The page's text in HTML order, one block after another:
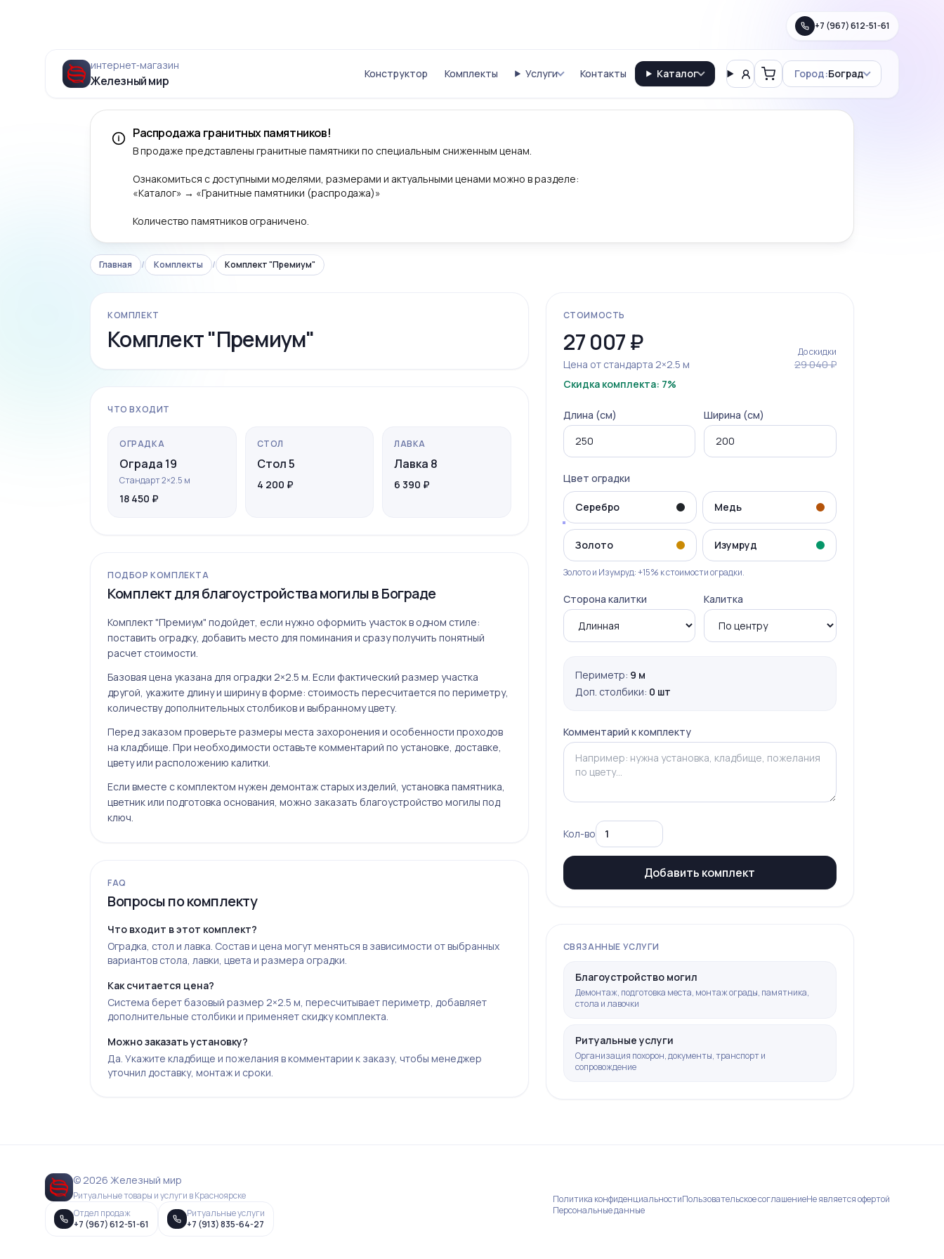
+7 (967) 612-51-61
интернет‑магазин
Железный мир Конструктор Комплекты Услуги Контакты Каталог ВходКорзинаГород:Боград
Распродажа гранитных памятников!
В продаже представлены гранитные памятники по специальным сниженным ценам.
Ознакомиться с доступными моделями, размерами и актуальными ценами можно в разделе:
«Каталог» → «Гранитные памятники (распродажа)»
Количество памятников ограничено.
Главная / Комплекты / Комплект "Премиум"
Ограда 19
-7%
КОМПЛЕКТ
Комплект "Премиум"
ЧТО ВХОДИТ
ОГРАДКА
Ограда 19
Стандарт 2×2.5 м
18 450 ₽
СТОЛ
Стол 5
4 200 ₽
ЛАВКА
Лавка 8
6 390 ₽
ПОДБОР КОМПЛЕКТА
Комплект для благоустройства могилы в Бограде
Комплект "Премиум" подойдет, если нужно оформить участок в одном стиле:
поставить оградку, добавить место для поминания и сразу получить понятный
расчет стоимости.
Базовая цена указана для оградки 2×2.5 м. Если фактический размер участка
другой, укажите длину и ширину в форме: стоимость пересчитается по периметру,
количеству дополнительных столбиков и выбранному цвету.
Перед заказом проверьте размеры места захоронения и особенности проходов
на кладбище. При необходимости оставьте комментарий по установке, доставке,
цвету или расположению калитки.
Если вместе с комплектом нужен демонтаж старых изделий, установка памятника,
цветник или подготовка основания, можно заказать благоустройство могилы под
ключ.
FAQ
Вопросы по комплекту
Что входит в этот комплект?
Оградка, стол и лавка. Состав и цена могут меняться в зависимости от выбранных
вариантов стола, лавки, цвета и размера оградки.
Как считается цена?
Система берет базовый размер 2×2.5 м, пересчитывает периметр, добавляет
дополнительные столбики и применяет скидку комплекта.
Можно заказать установку?
Да. Укажите кладбище и пожелания в комментарии к заказу, чтобы менеджер
уточнил доставку, монтаж и сроки.
СТОИМОСТЬ
27 007₽
Цена от стандарта 2×2.5 м
До скидки
29 040 ₽
Скидка комплекта: 7%
Длина (см) Ширина (см)
Цвет оградки
Серебро Медь
Золото Изумруд
Золото и Изумруд: +15% к стоимости оградки.
Сторона калитки Калитка
Периметр: 9 м
Доп. столбики: 0 шт
Комментарий к комплекту
Кол-во
Добавить комплект
СВЯЗАННЫЕ УСЛУГИ
Благоустройство могил
Демонтаж, подготовка места, монтаж ограды, памятника,
стола и лавочки
Ритуальные услуги
Организация похорон, документы, транспорт и
сопровождение
© 2026 Железный мир
Ритуальные товары и услуги в Красноярске
Отдел продаж
+7 (967) 612-51-61
Ритуальные услуги
+7 (913) 835-64-27
Политика конфиденциальностиПользовательское соглашениеНе является офертой
Персональные данные